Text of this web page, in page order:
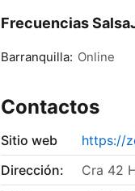
Frecuencias
Barranquilla: Online
Contactos
Sitio web
https://
Dirección:
Cra 42